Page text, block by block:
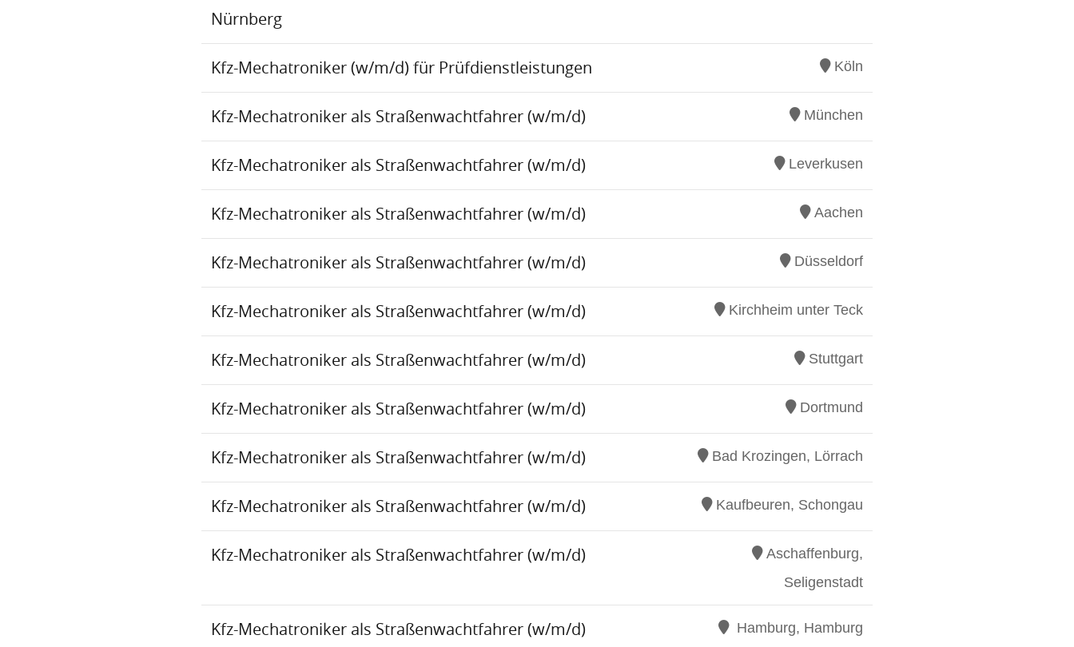
Nürnberg
Kfz-Mechatroniker (w/m/d) für Prüfdienstleistungen Köln
Kfz-Mechatroniker als Straßenwachtfahrer (w/m/d) München
Kfz-Mechatroniker als Straßenwachtfahrer (w/m/d) Leverkusen
Kfz-Mechatroniker als Straßenwachtfahrer (w/m/d) Aachen
Kfz-Mechatroniker als Straßenwachtfahrer (w/m/d) Düsseldorf
Kfz-Mechatroniker als Straßenwachtfahrer (w/m/d) Kirchheim unter Teck
Kfz-Mechatroniker als Straßenwachtfahrer (w/m/d) Stuttgart
Kfz-Mechatroniker als Straßenwachtfahrer (w/m/d) Dortmund
Kfz-Mechatroniker als Straßenwachtfahrer (w/m/d) Bad Krozingen, Lörrach
Kfz-Mechatroniker als Straßenwachtfahrer (w/m/d) Kaufbeuren, Schongau
Kfz-Mechatroniker als Straßenwachtfahrer (w/m/d)
Aschaffenburg,
Seligenstadt
Kfz-Mechatroniker als Straßenwachtfahrer (w/m/d) Hamburg, Hamburg